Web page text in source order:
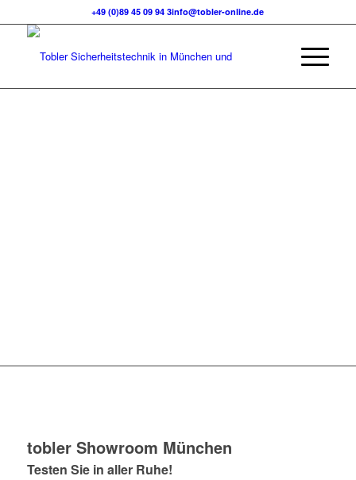
+49 (0)89 45 09 94 3info@tobler-online.de
tobler Showroom München
Testen Sie in aller Ruhe!